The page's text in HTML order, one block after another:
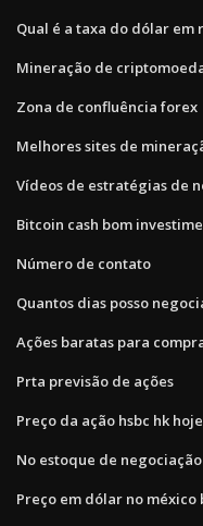
Qual é a taxa do dólar em
Mineração de
Zona de confluência forex
Melhores sites de
Vídeos de estratégias de
Bitcoin cash bom
Número de contato
Quantos dias posso
Ações baratas para
Prta previsão de ações
Preço da ação hsbc hk hoje
No estoque de negociação
Preço em dólar no méxico